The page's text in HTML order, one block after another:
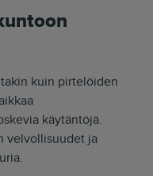
kuin pirtelöiden
käytäntöjä.
velvollisuudet ja